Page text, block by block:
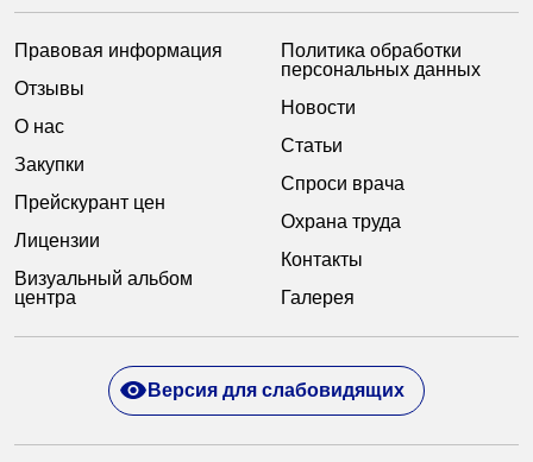
Правовая информация
Отзывы
О нас
Закупки
Прейскурант цен
Лицензии
Визуальный альбом
центра
Политика обработки
персональных данных
Новости
Статьи
Спроси врача
Охрана труда
Контакты
Галерея
Версия для слабовидящих